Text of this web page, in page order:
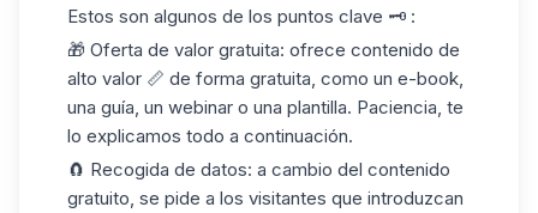
Estos son algunos de los puntos clave 🗝️ :
🎁 Oferta de valor gratuita: ofrece contenido de
alto valor 📏 de forma gratuita, como un e-book,
una guía, un webinar o una plantilla. Paciencia, te
lo explicamos todo a continuación.
🧲 Recogida de datos: a cambio del contenido
gratuito, se pide a los visitantes que introduzcan